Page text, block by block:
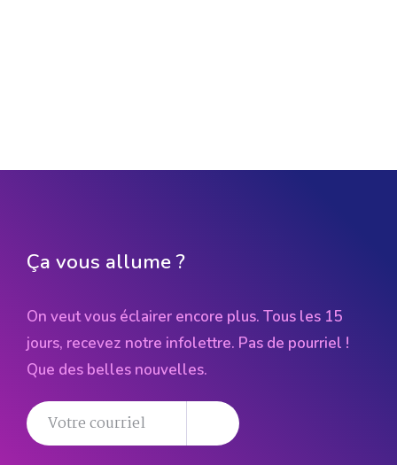
Ça vous allume ?
On veut vous éclairer encore plus. Tous les 15
jours, recevez notre infolettre. Pas de pourriel !
Que des belles nouvelles.